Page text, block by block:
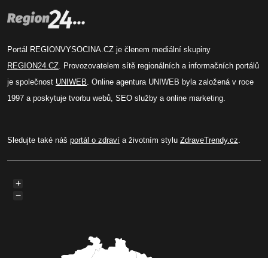
Portál REGIONVYSOCINA.CZ je členem mediální skupiny
REGION24.CZ . Provozovatelem sítě regionálních a informačních portálů
je společnost UNIWEB . Online agentura UNIWEB byla založená v roce
1997 a poskytuje tvorbu webů, SEO služby a online marketing.
Sledujte také náš portál o zdraví a životním stylu ZdraveTrendy.cz
+
−